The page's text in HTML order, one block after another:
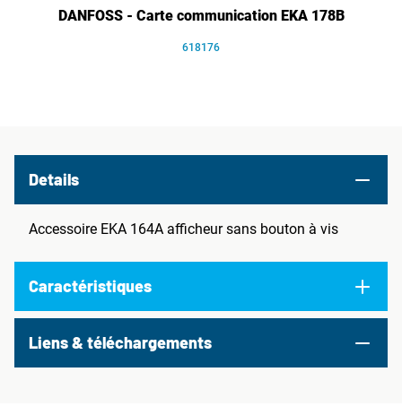
DANFOSS - Carte communication EKA 178B
618176
Details
Accessoire EKA 164A afficheur sans bouton à vis
Caractéristiques
Liens & téléchargements